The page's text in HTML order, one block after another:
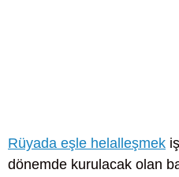
Rüyada eşle helalleşmek
dönemde kurulacak olan